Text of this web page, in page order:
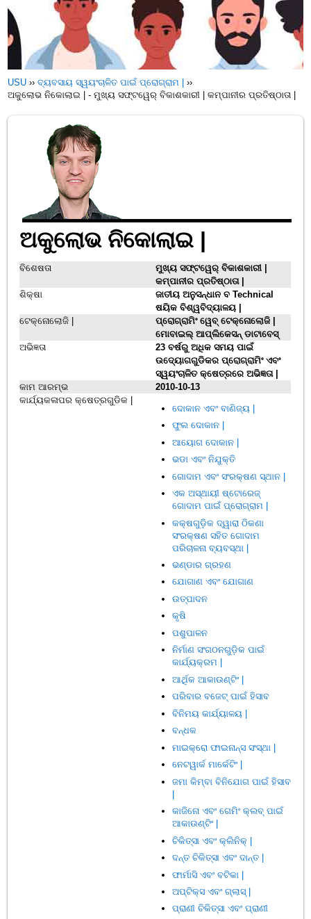
USU ››ବ୍ୟବସାୟ ସ୍ୱୟଂଚାଳିତ ପାଇଁ ପ୍ରୋଗ୍ରାମ |
››
ଅକୁଲୋଭ ନିକୋଲାଇ | - ମୁଖ୍ୟ ସଫ୍ଟୱେର୍ ବିକାଶକାରୀ | କମ୍ପାନୀର ପ୍ରତିଷ୍ଠାତା |
ଅକୁଲୋଭ ନିକୋଲାଇ |
ବିଶେଷତା
ମୁଖ୍ୟ ସଫ୍ଟୱେର୍ ବିକାଶକାରୀ |
କମ୍ପାନୀର ପ୍ରତିଷ୍ଠାତା |
ଶିକ୍ଷା
ଜାତୀୟ ଅନୁସନ୍ଧାନ ବ Technical
ଷୟିକ ବିଶ୍ୱବିଦ୍ୟାଳୟ |
ଟେକ୍ନୋଲୋଜି |
ପ୍ରୋଗ୍ରାମିଂ ୱେବ୍ ଟେକ୍ନୋଲୋଜି |
ମୋବାଇଲ୍ ଆପ୍ଲିକେସନ୍ ଡାଟାବେସ୍
ଅଭିଜ୍ଞତା
23 ବର୍ଷରୁ ଅଧିକ ସମୟ ପାଇଁ
ଉଦ୍ୟୋଗଗୁଡିକର ପ୍ରୋଗ୍ରାମିଂ ଏବଂ
ସ୍ୱୟଂଚାଳିତ କ୍ଷେତ୍ରରେ ଅଭିଜ୍ଞତା |
କାମ ଆରମ୍ଭ
2010-10-13
କାର୍ଯ୍ୟକଳାପର କ୍ଷେତ୍ରଗୁଡିକ |
ଦୋକାନ ଏବଂ ବାଣିଜ୍ୟ |
ଫୁଲ ଦୋକାନ |
ଆୟୋଗ ଦୋକାନ |
ଭଡା ଏବଂ ନିଯୁକ୍ତି
ଗୋଦାମ ଏବଂ ସଂରକ୍ଷଣ ସ୍ଥାନ |
ଏକ ଅସ୍ଥାୟୀ ଷ୍ଟୋରେଜ୍
ଗୋଦାମ ପାଇଁ ପ୍ରୋଗ୍ରାମ |
କକ୍ଷଗୁଡ଼ିକ ଦ୍ୱାରା ଠିକଣା
ସଂରକ୍ଷଣ ସହିତ ଗୋଦାମ
ପରିଚାଳନା ବ୍ୟବସ୍ଥା |
ଭଣ୍ଡାର ଗ୍ରହଣ
ଯୋଗାଣ ଏବଂ ଯୋଗାଣ
ଉତ୍ପାଦନ
କୃଷି
ପଶୁପାଳନ
ନିର୍ମାଣ ସଂଗଠନଗୁଡ଼ିକ ପାଇଁ
କାର୍ଯ୍ୟକ୍ରମ |
ଆର୍ଥିକ ଆକାଉଣ୍ଟିଂ |
ପରିବାର ବଜେଟ୍ ପାଇଁ ହିସାବ
ବିନିମୟ କାର୍ଯ୍ୟାଳୟ |
ବନ୍ଧକ
ମାଇକ୍ରୋ ଫାଇନାନ୍ସ ସଂସ୍ଥା |
ନେଟୱାର୍କ ମାର୍କେଟିଂ |
ଜମା କିମ୍ବା ବିନିଯୋଗ ପାଇଁ ହିସାବ
|
କାଜିନୋ ଏବଂ ଗେମିଂ କ୍ଲବ୍ ପାଇଁ
ଆକାଉଣ୍ଟିଂ |
ଚିକିତ୍ସା ଏବଂ କ୍ଲିନିକ୍ |
ଦନ୍ତ ଚିକିତ୍ସା ଏବଂ ଦାନ୍ତ |
ଫାର୍ମାସି ଏବଂ ବଟିକା |
ଅପ୍ଟିକ୍ସ ଏବଂ ଗ୍ଲାସ୍ |
ପ୍ରାଣୀ ଚିକିତ୍ସା ଏବଂ ପ୍ରାଣୀ